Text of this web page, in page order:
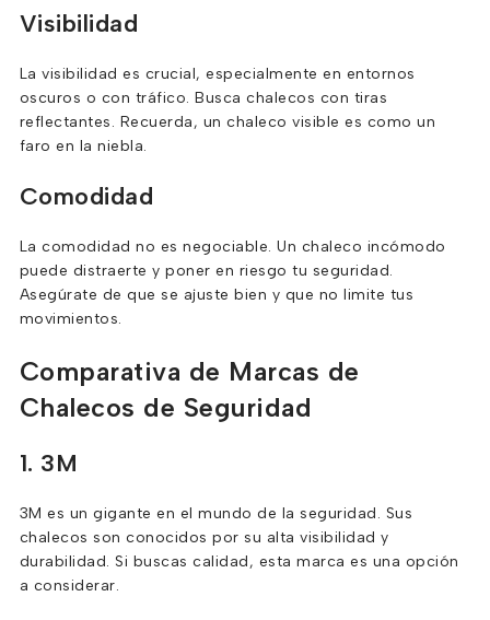
Visibilidad
La visibilidad es crucial, especialmente en entornos
oscuros o con tráfico. Busca chalecos con tiras
reflectantes. Recuerda, un chaleco visible es como un
faro en la niebla.
Comodidad
La comodidad no es negociable. Un chaleco incómodo
puede distraerte y poner en riesgo tu seguridad.
Asegúrate de que se ajuste bien y que no limite tus
movimientos.
Comparativa de Marcas de
Chalecos de Seguridad
1. 3M
3M es un gigante en el mundo de la seguridad. Sus
chalecos son conocidos por su alta visibilidad y
durabilidad. Si buscas calidad, esta marca es una opción
a considerar.